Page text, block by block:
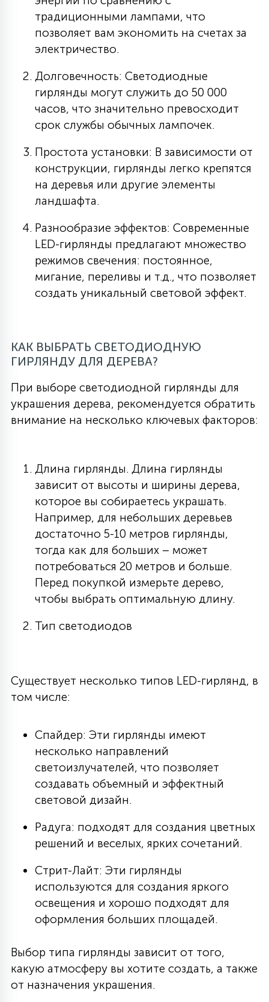
традиционными лампами, что
позволяет вам экономить на счетах за
электричество.
Долговечность: Светодиодные
гирлянды могут служить до 50 000
часов, что значительно превосходит
срок службы обычных лампочек.
Простота установки: В зависимости от
конструкции, гирлянды легко крепятся
на деревья или другие элементы
ландшафта.
Разнообразие эффектов: Современные
LED-гирлянды предлагают множество
режимов свечения: постоянное,
мигание, переливы и т.д., что позволяет
создать уникальный световой эффект.
КАК ВЫБРАТЬ СВЕТОДИОДНУЮ
ГИРЛЯНДУ ДЛЯ ДЕРЕВА?
При выборе светодиодной гирлянды для
украшения дерева, рекомендуется обратить
внимание на несколько ключевых факторов:
Длина гирлянды. Длина гирлянды
зависит от высоты и ширины дерева,
которое вы собираетесь украшать.
Например, для небольших деревьев
достаточно 5-10 метров гирлянды,
тогда как для больших – может
потребоваться 20 метров и больше.
Перед покупкой измерьте дерево,
чтобы выбрать оптимальную длину.
Тип светодиодов
Существует несколько типов LED-гирлянд, в
том числе:
Спайдер: Эти гирлянды имеют
несколько направлений
светоизлучателей, что позволяет
создавать объемный и эффектный
световой дизайн.
Радуга: подходят для создания цветных
решений и веселых, ярких сочетаний.
Стрит-Лайт: Эти гирлянды
используются для создания яркого
освещения и хорошо подходят для
оформления больших площадей.
Выбор типа гирлянды зависит от того,
какую атмосферу вы хотите создать, а также
от назначения украшения.